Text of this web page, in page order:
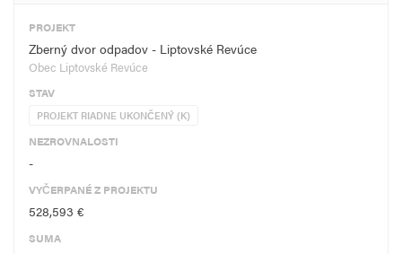
PROJEKT
Zberný dvor odpadov - Liptovské Revúce
Obec Liptovské Revúce
STAV
PROJEKT RIADNE UKONČENÝ (K)
NEZROVNALOSTI
-
VYČERPANÉ Z PROJEKTU
528,593 €
SUMA